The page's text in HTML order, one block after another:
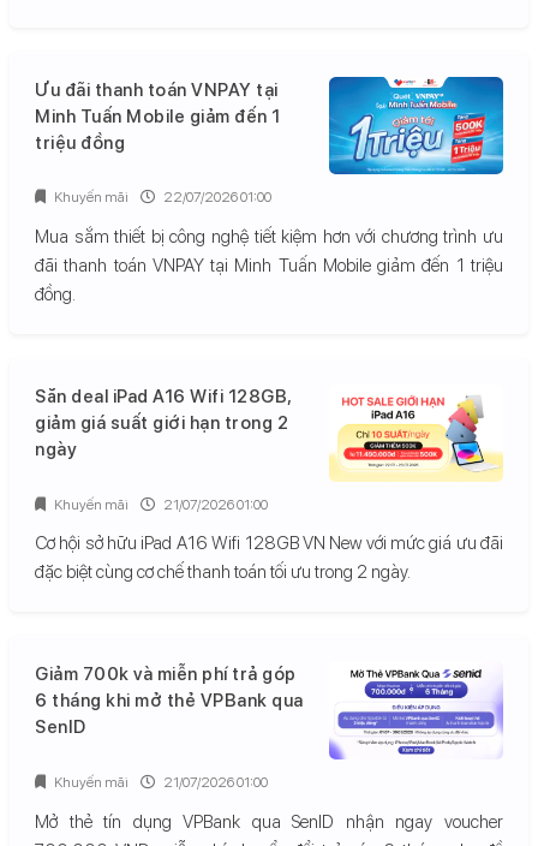
Ưu đãi thanh toán VNPAY tại
Minh Tuấn Mobile giảm đến 1
triệu đồng
Mua sắm thiết bị công nghệ tiết kiệm hơn với chương trình ưu
đãi thanh toán VNPAY tại Minh Tuấn Mobile giảm đến 1 triệu
đồng.
Khuyến mãi 22/07/2026 01:00
Săn deal iPad A16 Wifi 128GB,
giảm giá suất giới hạn trong 2
ngày
Cơ hội sở hữu iPad A16 Wifi 128GB VN New với mức giá ưu đãi
đặc biệt cùng cơ chế thanh toán tối ưu trong 2 ngày.
Khuyến mãi 21/07/2026 01:00
Giảm 700k và miễn phí trả góp
6 tháng khi mở thẻ VPBank qua
SenID
Mở thẻ tín dụng VPBank qua SenID nhận ngay voucher
Khuyến mãi 21/07/2026 01:00